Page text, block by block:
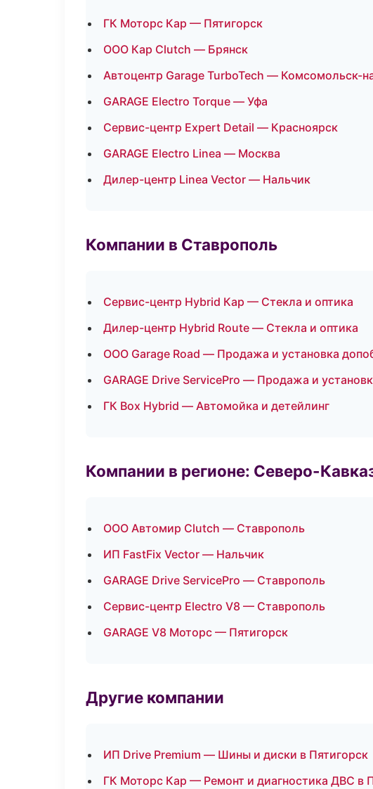
ГК Моторс Кар — Пятигорск
ООО Кар Clutch — Брянск
Автоцентр Garage TurboTech — Комсомольск-
GARAGE Electro Torque — Уфа
Сервис-центр Expert Detail — Красноярск
GARAGE Electro Linea — Москва
Дилер-центр Linea Vector — Нальчик
Компании в Ставрополь
Сервис-центр Hybrid Кар — Стекла и оптика
Дилер-центр Hybrid Route — Стекла и оптика
ООО Garage Road — Продажа и установка
GARAGE Drive ServicePro — Продажа и
ГК Box Hybrid — Автомойка и детейлинг
Компании в регионе: Северо-
ООО Автомир Clutch — Ставрополь
ИП FastFix Vector — Нальчик
GARAGE Drive ServicePro — Ставрополь
Сервис-центр Electro V8 — Ставрополь
GARAGE V8 Моторс — Пятигорск
Другие компании
ИП Drive Premium — Шины и диски в Пятигорск
ГК Моторс Кар — Ремонт и диагностика ДВС в